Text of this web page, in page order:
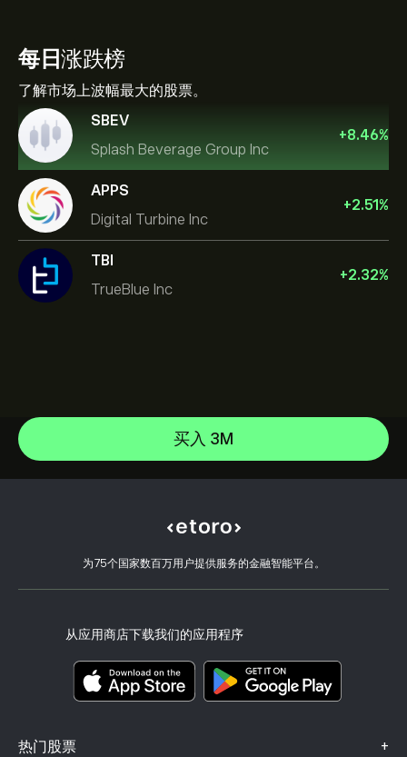
每日涨跌榜
了解市场上波幅最大的股票。
SBEV
Splash Beverage Group Inc
+8.46%
APPS
Digital Turbine Inc
+2.51%
TBI
TrueBlue Inc
+2.32%
买入 3M
为75个国家数百万用户提供服务的金融智能平台。
从应用商店下载我们的应用程序
热门股票 +
Microsoft
Apple
如何入金
如何出金
开设账户
客户端漏洞
CopyTrading 简介
负责任交易
eToro Academy
选择 eToro 的理由
我们的办事处
风险披露
关键信息文档
投诉信息（FCA 客户）
投资保险